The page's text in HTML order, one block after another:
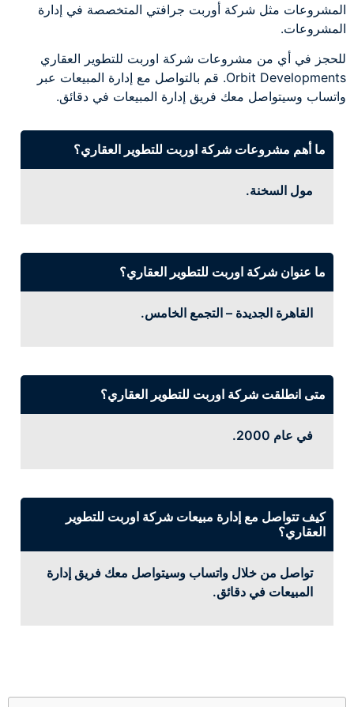
المشروعات مثل شركة أوربت جرافتي المتخصصة في إدارة
المشروعات.
للحجز في أي من مشروعات شركة اوربت للتطوير العقاري
Orbit Developments. قم بالتواصل مع إدارة المبيعات عبر
واتساب وسيتواصل معك فريق إدارة المبيعات في دقائق.
ما أهم مشروعات شركة اوربت للتطوير العقاري؟
مول السخنة.
ما عنوان شركة اوربت للتطوير العقاري؟
القاهرة الجديدة – التجمع الخامس.
متى انطلقت شركة اوربت للتطوير العقاري؟
في عام 2000.
كيف تتواصل مع إدارة مبيعات شركة اوربت للتطوير
العقاري؟
تواصل من خلال واتساب وسيتواصل معك فريق إدارة
المبيعات في دقائق.